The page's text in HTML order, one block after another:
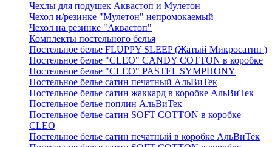
Чехлы для подушек Аквастоп и Мулетон
Чехол н/резинке "Мулетон" непромокаемый
Чехол на резинке "Аквастоп"
Комплекты постельного белья
Постельное белье FLUPPY SLEEP (Жатый Микросатин )
Постельное белье "CLEO" CANDY COTTON в коробке
Постельное белье "CLEO" PASTEL SYMPHONY
Постельное белье сатин печатный АльВиТек
Постельное белье сатин жаккард в коробке АльВиТек
Постельное белье поплин АльВиТек
Постельное белье сатин SOFT COTTON в коробке
CLEO
Постельное белье сатин печатный в коробке АльВиТек